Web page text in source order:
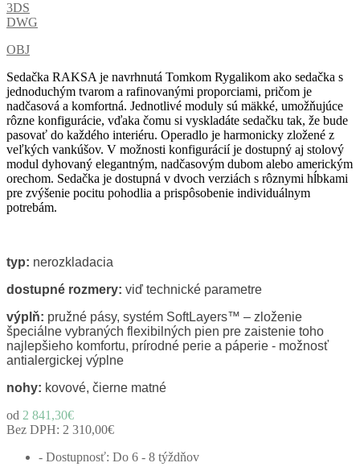
3DS
DWG
OBJ
Sedačka RAKSA je navrhnutá Tomkom Rygalikom ako sedačka s
jednoduchým tvarom a rafinovanými proporciami, pričom je
nadčasová a komfortná. Jednotlivé moduly sú mäkké, umožňujúce
rôzne konfigurácie, vďaka čomu si vyskladáte sedačku tak, že bude
pasovať do každého interiéru. Operadlo je harmonicky zložené z
veľkých vankúšov. V možnosti konfigurácií je dostupný aj stolový
modul dyhovaný elegantným, nadčasovým dubom alebo americkým
orechom. Sedačka je dostupná v dvoch verziách s rôznymi hĺbkami
pre zvýšenie pocitu pohodlia a prispôsobenie individuálnym
potrebám.
typ: nerozkladacia
dostupné rozmery: viď technické parametre
výplň: pružné pásy, systém SoftLayers™ – zloženie
špeciálne vybraných flexibilných pien pre zaistenie toho
najlepšieho komfortu, prírodné perie a páperie - možnosť
antialergickej výplne
nohy: kovové, čierne matné
od 2 841,30€
Bez DPH: 2 310,00€
- Dostupnosť: Do 6 - 8 týždňov